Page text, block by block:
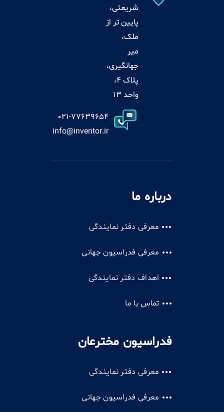
شریعتی،
پایین تر از
ملک،
میر
جهانگیری،
پلاک 4،
واحد 13
021-77639654
info@inventor.ir
درباره ما
معرفی دفتر نمایندگی
معرفی فدراسیون جهانی
اهداف دفتر نمایندگی
تماس با ما
فدراسیون مخترعان
معرفی دفتر نمایندگی
معرفی فدراسیون جهانی